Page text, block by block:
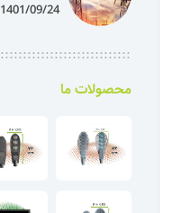
1401/09/24 10:00
محصولات ما